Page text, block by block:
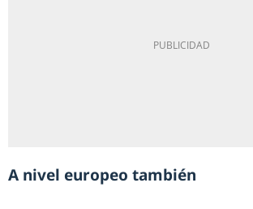
A nivel europeo también